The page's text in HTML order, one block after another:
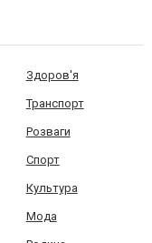
Здоров'я
Транспорт
Розваги
Спорт
Культура
Мода